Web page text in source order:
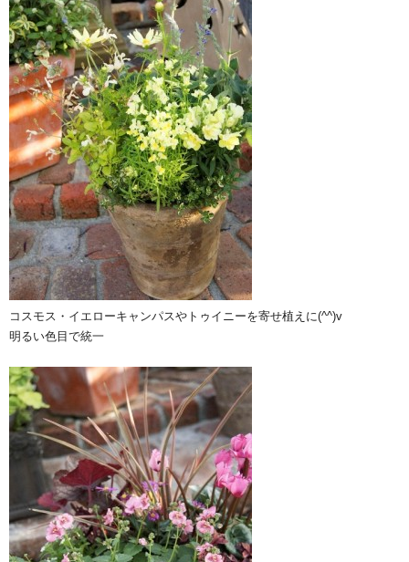
コスモス・イエローキャンパスやトゥイニーを寄せ植えに(^^)v
明るい色目で統一